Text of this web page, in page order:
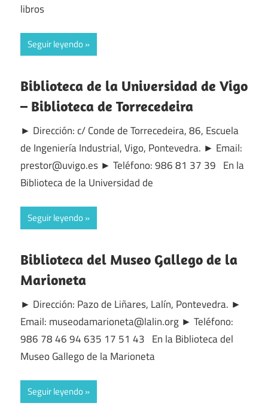
libros
Seguir leyendo
Biblioteca de la Universidad de Vigo
– Biblioteca de Torrecedeira
► Dirección: c/ Conde de Torrecedeira, 86, Escuela
de Ingeniería Industrial, Vigo, Pontevedra. ► Email:
prestor@uvigo.es ► Teléfono: 986 81 37 39 En la
Biblioteca de la Universidad de
Seguir leyendo
Biblioteca del Museo Gallego de la
Marioneta
► Dirección: Pazo de Liñares, Lalín, Pontevedra. ►
Email: museodamarioneta@lalin.org ► Teléfono:
986 78 46 94 635 17 51 43 En la Biblioteca del
Museo Gallego de la Marioneta
Seguir leyendo